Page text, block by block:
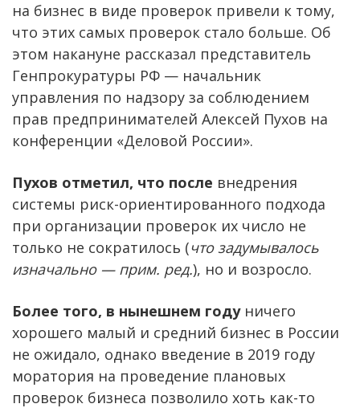
на бизнес в виде проверок привели к тому,
что этих самых проверок стало больше. Об
этом накануне рассказал представитель
Генпрокуратуры РФ — начальник
управления по надзору за соблюдением
прав предпринимателей Алексей Пухов на
конференции «Деловой России».
Пухов отметил, что после внедрения
системы риск-ориентированного подхода
при организации проверок их число не
только не сократилось (что задумывалось
изначально — прим. ред.), но и возросло.
Более того, в нынешнем годуничего
хорошего малый и средний бизнес в России
не ожидало, однако введение в 2019 году
моратория на проведение плановых
проверок бизнеса позволило хоть как-то